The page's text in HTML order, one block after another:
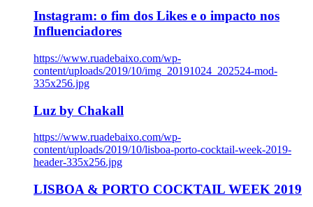
Instagram: o fim dos Likes e o impacto nos
Influenciadores
https://www.ruadebaixo.com/wp-
content/uploads/2019/10/img_20191024_202524-mod-
335x256.jpg
Luz by Chakall
https://www.ruadebaixo.com/wp-
content/uploads/2019/10/lisboa-porto-cocktail-week-2019-
header-335x256.jpg
LISBOA & PORTO COCKTAIL WEEK 2019